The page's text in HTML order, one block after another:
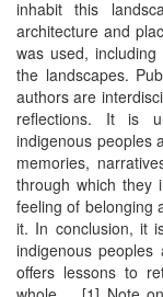
inhabit this
architecture and
was used,
the landscapes.
authors are
reflections. It is
indigenous peoples
memories,
through which they
feeling of belonging
it. In conclusion, it
indigenous peoples
offers lessons to